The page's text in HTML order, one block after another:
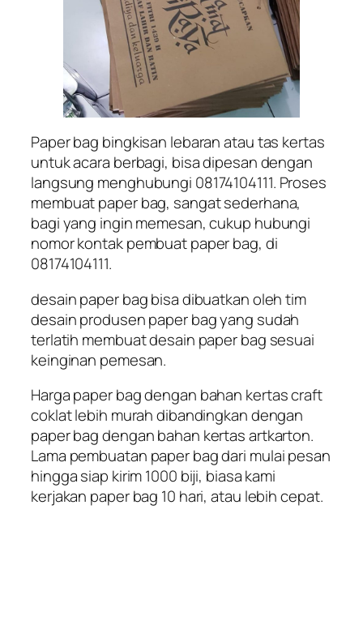
Paper bag bingkisan lebaran atau tas kertas
untuk acara berbagi, bisa dipesan dengan
langsung menghubungi 08174104111. Proses
membuat paper bag, sangat sederhana,
bagi yang ingin memesan, cukup hubungi
nomor kontak pembuat paper bag, di
08174104111.
desain paper bag bisa dibuatkan oleh tim
desain produsen paper bag yang sudah
terlatih membuat desain paper bag sesuai
keinginan pemesan.
Harga paper bag dengan bahan kertas craft
coklat lebih murah dibandingkan dengan
paper bag dengan bahan kertas artkarton.
Lama pembuatan paper bag dari mulai pesan
hingga siap kirim 1000 biji, biasa kami
kerjakan paper bag 10 hari, atau lebih cepat.